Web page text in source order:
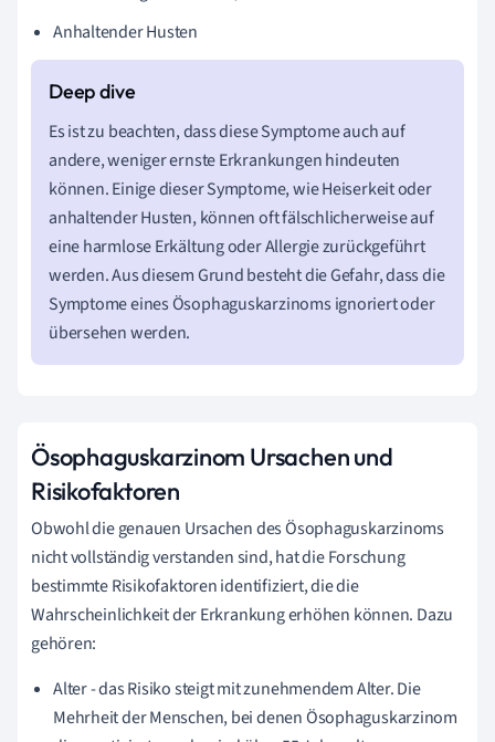
Anhaltender Husten
Es ist zu beachten, dass diese Symptome auch auf
andere, weniger ernste Erkrankungen hindeuten
können. Einige dieser Symptome, wie Heiserkeit oder
anhaltender Husten, können oft fälschlicherweise auf
eine harmlose Erkältung oder Allergie zurückgeführt
werden. Aus diesem Grund besteht die Gefahr, dass die
Symptome eines Ösophaguskarzinoms ignoriert oder
übersehen werden.
Ösophaguskarzinom Ursachen und
Risikofaktoren
Obwohl die genauen Ursachen des Ösophaguskarzinoms
nicht vollständig verstanden sind, hat die Forschung
bestimmte Risikofaktoren identifiziert, die die
Wahrscheinlichkeit der Erkrankung erhöhen können. Dazu
gehören:
Alter - das Risiko steigt mit zunehmendem Alter. Die
Mehrheit der Menschen, bei denen Ösophaguskarzinom